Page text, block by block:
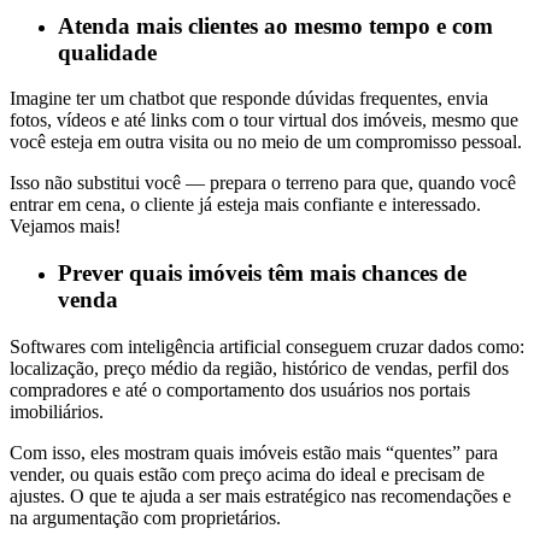
Atenda mais clientes ao mesmo tempo e com
qualidade
Imagine ter um chatbot que responde dúvidas frequentes, envia
fotos, vídeos e até links com o tour virtual dos imóveis, mesmo que
você esteja em outra visita ou no meio de um compromisso pessoal.
Isso não substitui você — prepara o terreno para que, quando você
entrar em cena, o cliente já esteja mais confiante e interessado.
Vejamos mais!
Prever quais imóveis têm mais chances de
venda
Softwares com inteligência artificial conseguem cruzar dados como:
localização, preço médio da região, histórico de vendas, perfil dos
compradores e até o comportamento dos usuários nos portais
imobiliários.
Com isso, eles mostram quais imóveis estão mais “quentes” para
vender, ou quais estão com preço acima do ideal e precisam de
ajustes. O que te ajuda a ser mais estratégico nas recomendações e
na argumentação com proprietários.